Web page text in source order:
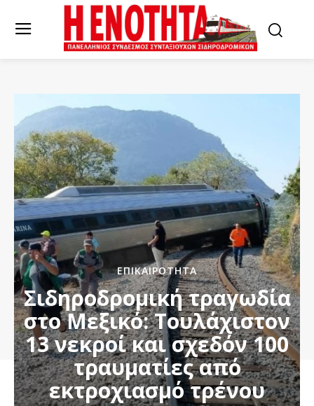
ΕΠΙΚΑΙΡΌΤΗΤΑ
Σιδηροδρομική τραγωδία
στο Μεξικό: Τουλάχιστον
13 νεκροί και σχεδόν 100
τραυματίες από
εκτροχιασμό τρένου